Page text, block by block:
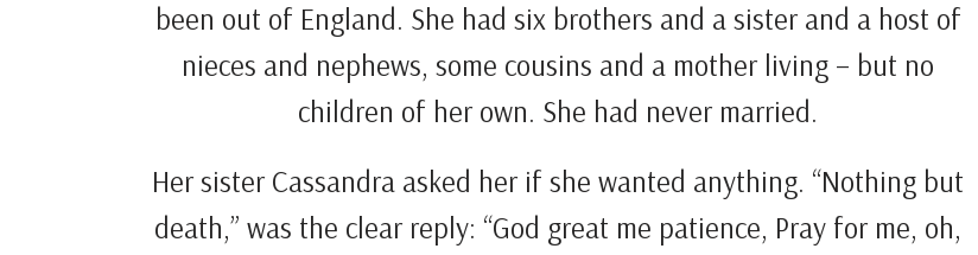
been out of England. She had six brothers and a sister and a host of
nieces and nephews, some cousins and a mother living – but no
children of her own. She had never married.
Her sister Cassandra asked her if she wanted anything. “Nothing but
death,” was the clear reply: “God great me patience, Pray for me, oh,